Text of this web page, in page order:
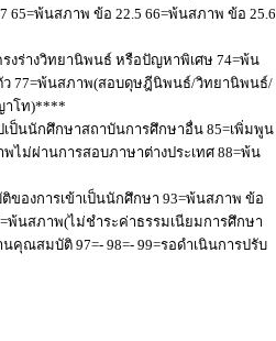
65=พ้นสภาพ ข้อ 22.5 66=พ้นสภาพ ข้อ 25.6
งร่างวิทยานิพนธ์ หรือปัญหาพิเศษ 74=พ้น
ว 77=พ้นสภาพ(สอบดุษฎีนิพนธ์/วิทยานิพนธ์/
าโท)****
ป็นนักศึกษาสถาบันการศึกษาอื่น 85=เพิ่มพูน
ไม่ผ่านการสอบภาษาต่างประเทศ 88=พ้น
องการเข้าเป็นนักศึกษา 93=พ้นสภาพ ข้อ
พ้นสภาพ(ไม่ชำระค่าธรรมเนียมการศึกษา
คุณสมบัติ 97=- 98=- 99=รอดำเนินการปรับ